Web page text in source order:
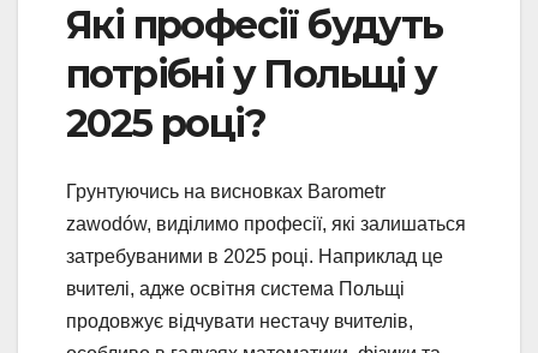
Які професії будуть
потрібні у Польщі у
2025 році?
Грунтуючись на висновках Barometr
zawodów, виділимо професії, які залишаться
затребуваними в 2025 році. Наприклад це
вчителі, адже освітня система Польщі
продовжує відчувати нестачу вчителів,